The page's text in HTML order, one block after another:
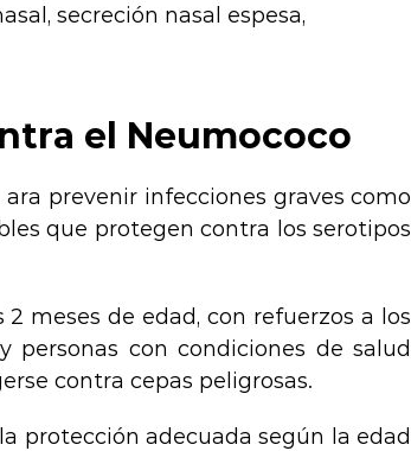
secreción nasal espesa,
el Neumococo
prevenir infecciones graves como
que protegen contra los serotipos
meses de edad, con refuerzos a los
personas con condiciones de salud
contra cepas peligrosas.
protección adecuada según la edad